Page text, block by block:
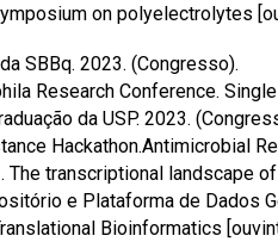
on polyelectrolytes
SBBq. 2023. (Congresso).
Research Conference.
da USP. 2023.
Hackathon.Antimicrobial
The transcriptional landscape
e Plataforma de Dados
Bioinformatics